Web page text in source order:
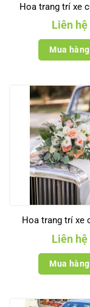
Hoa trang trí xe
Liên hệ
Mua hàng
Hoa trang trí xe
Liên hệ
Mua hàng